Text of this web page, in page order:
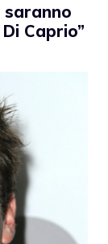
saranno
Caprio”